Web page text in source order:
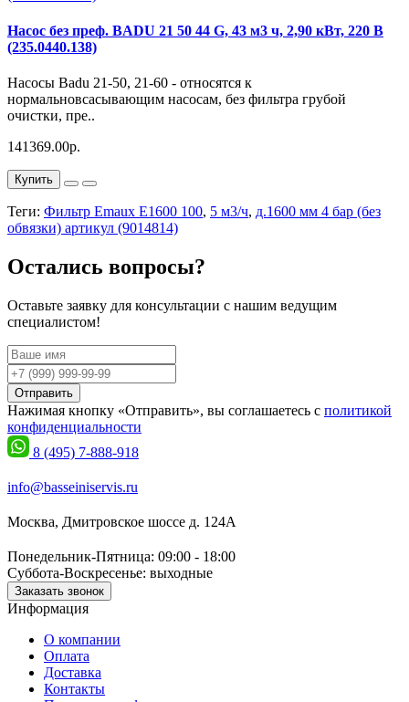
Насос без преф. BADU 21 50 44 G, 43 м3 ч, 2,90 кВт, 220 В
(235.0440.138)
Насосы Badu 21-50, 21-60 - относятся к
нормальновсасывающим насосам, без фильтра грубой
очистки, пре..
141369.00р.
Купить
Теги: Фильтр Emaux E1600 100, 5 м3/ч, д.1600 мм 4 бар (без
обвязки) артикул (9014814)
Остались вопросы?
Оставьте заявку для консультации с нашим ведущим
специалистом!
Отправить
Нажимая кнопку «Отправить», вы соглашаетесь с политикой
конфиденциальности
8 (495) 7-888-918
info@basseiniservis.ru
Москва, Дмитровское шоссе д. 124А
Понедельник-Пятница: 09:00 - 18:00
Суббота-Воскресенье: выходные
Заказать звонок
Информация
О компании
Оплата
Доставка
Контакты